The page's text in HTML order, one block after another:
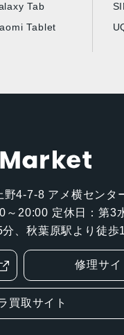
Tab
Tablet
野4-7-8 アメ横センタ
20:00 定休日：第3
分、秋葉原駅より徒歩
修理サイ
買取サイト